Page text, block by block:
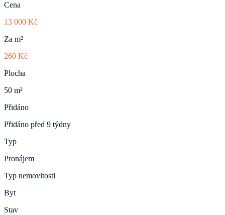
Cena
13 000 Kč
Za m²
260 Kč
Plocha
50 m²
Přidáno
Přidáno před 9 týdny
Typ
Pronájem
Typ nemovitosti
Byt
Stav